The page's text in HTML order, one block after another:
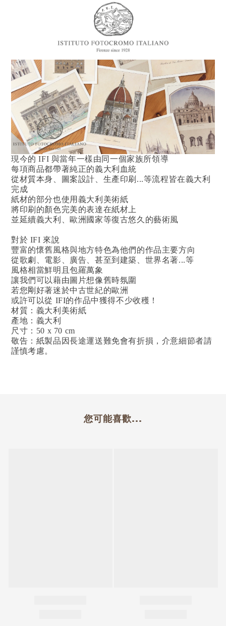
現今的 IFI 與當年一樣由同一個家族所領導
每項商品都帶著純正的義大利血統
從材質本身、圖案設計、生產印刷...等流程皆在義大利
完成
紙材的部分也使用義大利美術紙
將印刷的顏色完美的表達在紙材上
並延續義大利、歐洲國家等復古悠久的藝術風
對於 IFI 來說
豐富的懷舊風格與地方特色為他們的作品主要方向
從歌劇、電影、廣告、甚至到建築、世界名著...等
風格相當鮮明且包羅萬象
讓我們可以藉由圖片想像舊時氛圍
若您剛好著迷於中古世紀的歐洲
或許可以從 IFI的作品中獲得不少收穫！
材質：義大利美術紙
產地：義大利
尺寸：50 x 70 cm
敬告：紙製品因長途運送難免會有折損，介意細節者請
謹慎考慮。
您可能喜歡...